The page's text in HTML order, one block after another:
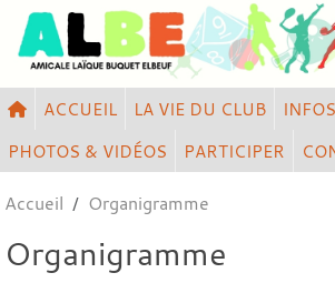
ACCUEIL LA VIE DU CLUB
PHOTOS & VIDÉOS
PARTICIPER
Accueil Organigramme
Organigramme
Panneau de gestion des cookies